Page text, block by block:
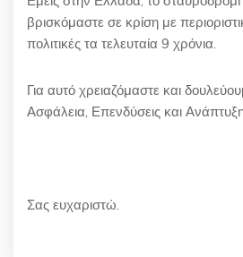
βρισκόμαστε σε κρίση με
πολιτικές τα τελευταία 9 χρόνια.
Για αυτό χρειαζόμαστε και
Ασφάλεια, Επενδύσεις και
Σας ευχαριστώ.